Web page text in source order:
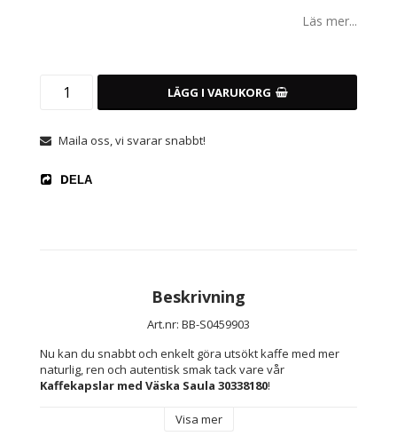
Läs mer...
LÄGG I VARUKORG
Maila oss, vi svarar snabbt!
DELA
Beskrivning
Art.nr: BB-S0459903
Nu kan du snabbt och enkelt göra utsökt kaffe med mer
Kaffekapslar med Väska Saula 30338180!
Visa mer